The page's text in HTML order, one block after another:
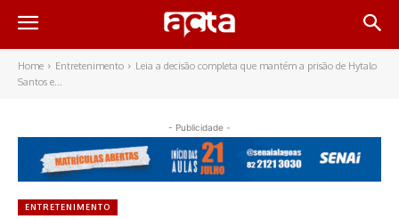
Home Entretenimento
Leia a decisão completa que mantém a prisão de Hytalo
Santos e...
- Publicidade -
ENTRETENIMENTO